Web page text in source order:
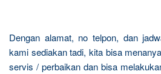
Dengan alamat, no telpon, dan
kami sediakan tadi, kita bisa
servis / perbaikan dan bisa